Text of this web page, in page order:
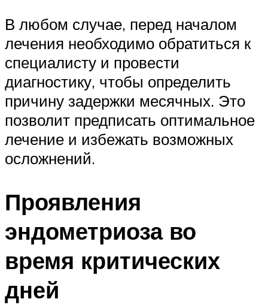
В любом случае, перед началом
лечения необходимо обратиться к
специалисту и провести
диагностику, чтобы определить
причину задержки месячных. Это
позволит предписать оптимальное
лечение и избежать возможных
осложнений.
Проявления
эндометриоза во
время критических
дней